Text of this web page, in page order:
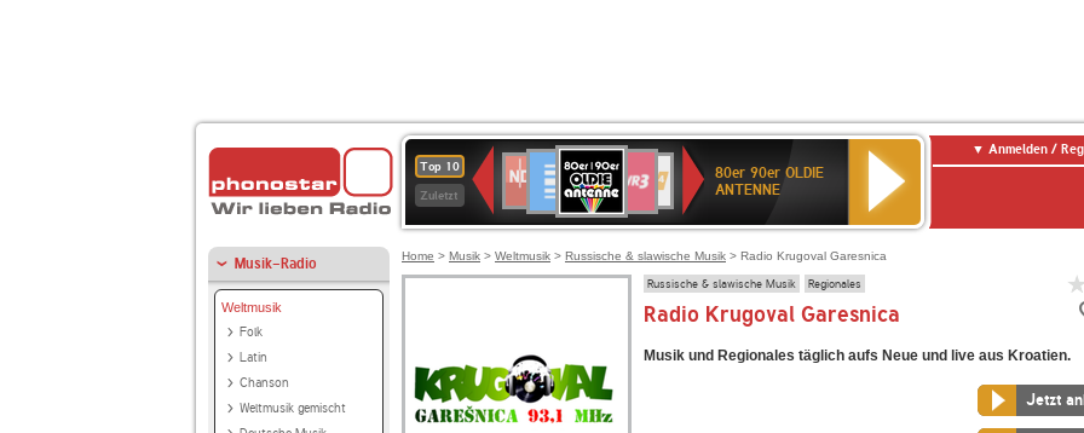
Top 10
Zuletzt
Deutschlandfunk
80er
90er
OLDIE
ANTENNE
SWR3
SWR
Kultur
NDR
2
80er 90er OLDIE
ANTENNE
Anmelden /
Musik-Radio
Weltmusik
Folk
Latin
Chanson
Weltmusik gemischt
Home > Musik > Weltmusik > Russische & slawische Musik > Radio Krugoval Garesnica
Russische & slawische Musik Regionales
Radio Krugoval Garesnica
Musik und Regionales täglich aufs Neue und live aus Kroatien.
Jetzt